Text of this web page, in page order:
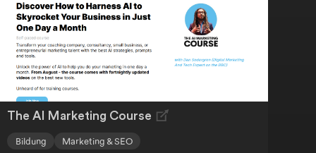
Funktionen wie Textgenerierung,
Bildproduktion und Anzeigenerstellung - alles
in einem einzigen Abonnement. Erlebe jetzt
die Zukunft der Inhaltserstellung!
The AI Marketing Course
Bildung Marketing & SEO